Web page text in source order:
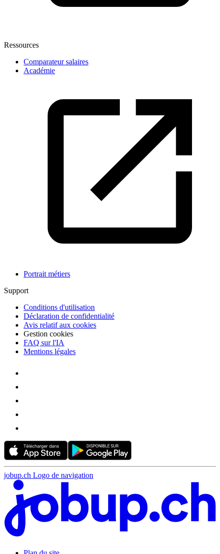
Ressources
Comparateur salaires
Académie
Portrait métiers
Support
Conditions d'utilisation
Déclaration de confidentialité
Avis relatif aux cookies
Gestion cookies
FAQ sur l'IA
Mentions légales
jobup.ch Logo de navigation